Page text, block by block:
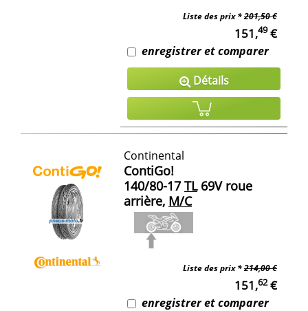
Liste des prix *201,50 €
151,49€
enregistrer et comparer
Détails
Continental
ContiGo!
140/80-17 TL69V roue
arrière, M/C
Liste des prix *214,00 €
151,62€
enregistrer et comparer